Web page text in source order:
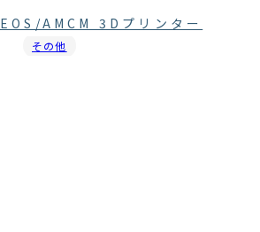
EOS/AMCM 3Dプリンター
その他